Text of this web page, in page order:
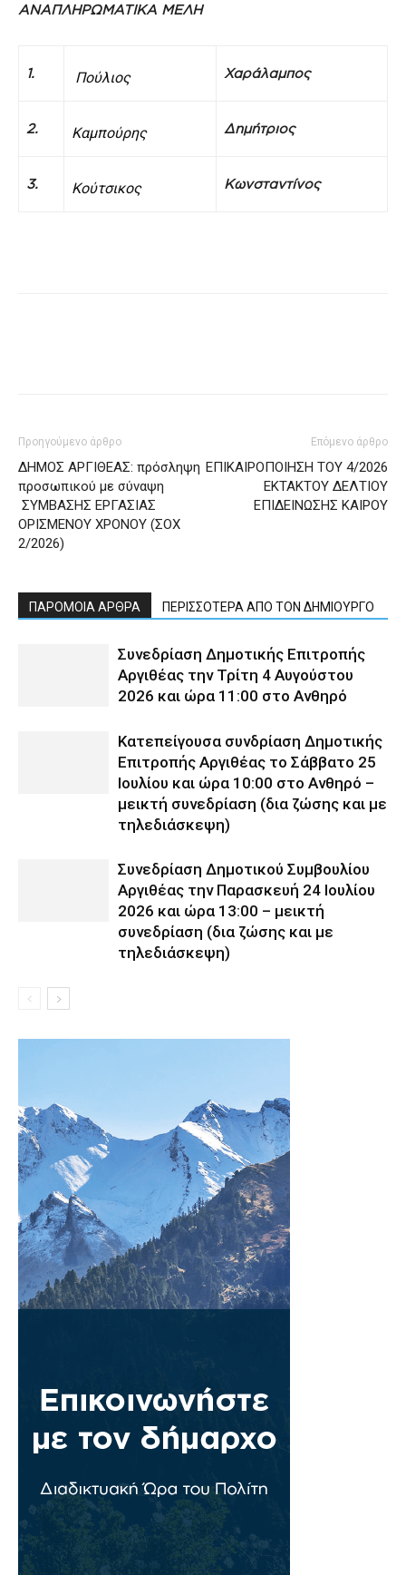
ΑΝΑΠΛΗΡΩΜΑΤΙΚΑ ΜΕΛΗ
1. Πούλιος Χαράλαμπος
2. Καμπούρης Δημήτριος
3. Κούτσικος Κωνσταντίνος
Προηγούμενο άρθρο
ΔΗΜΟΣ ΑΡΓΙΘΕΑΣ: πρόσληψη
προσωπικού με σύναψη
ΣΥΜΒΑΣΗΣ ΕΡΓΑΣΙΑΣ
ΟΡΙΣΜΕΝΟΥ ΧΡΟΝΟΥ (ΣΟΧ
2/2026)
Επόμενο άρθρο
ΕΠΙΚΑΙΡΟΠΟΙΗΣΗ ΤΟΥ 4/2026
ΕΚΤΑΚΤΟΥ ΔΕΛΤΙΟΥ
ΕΠΙΔΕΙΝΩΣΗΣ ΚΑΙΡΟΥ
ΠΑΡΟΜΟΙΑ ΑΡΘΡΑ ΠΕΡΙΣΣΟΤΕΡΑ ΑΠΟ ΤΟΝ ΔΗΜΙΟΥΡΓΟ
Συνεδρίαση Δημοτικής Επιτροπής
Αργιθέας την Τρίτη 4 Αυγούστου
2026 και ώρα 11:00 στο Ανθηρό
Κατεπείγουσα συνδρίαση Δημοτικής
Επιτροπής Αργιθέας το Σάββατο 25
Ιουλίου και ώρα 10:00 στο Ανθηρό –
μεικτή συνεδρίαση (δια ζώσης και με
τηλεδιάσκεψη)
Συνεδρίαση Δημοτικού Συμβουλίου
Αργιθέας την Παρασκευή 24 Ιουλίου
2026 και ώρα 13:00 – μεικτή
συνεδρίαση (δια ζώσης και με
τηλεδιάσκεψη)